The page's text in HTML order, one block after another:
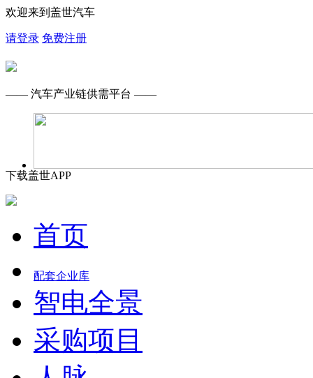
欢迎来到盖世汽车
请登录 免费注册
—— 汽车产业链供需平台 ——
下载盖世APP
首页
配套企业库
智电全景
采购项目